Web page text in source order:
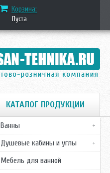
Корзина:
Пуста
КАТАЛОГ ПРОДУКЦИИ
Ванны
Душевые кабины и углы
Мебель для ванной